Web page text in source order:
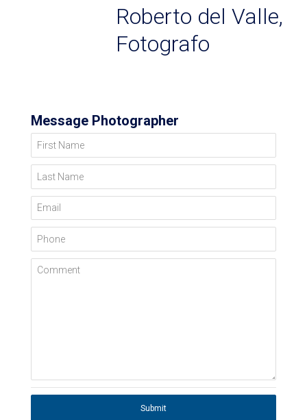
Roberto del Valle,
Fotografo
Message Photographer
First Name
Last Name
Email
Phone
Comment
Submit